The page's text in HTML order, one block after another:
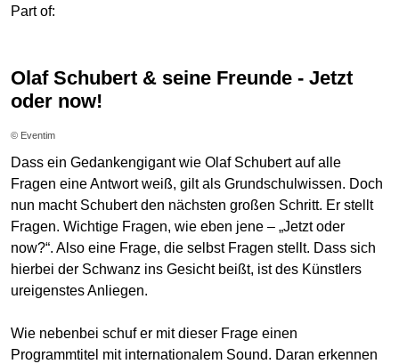
Part of:
Olaf Schubert & seine Freunde - Jetzt
oder now!
© Eventim
Dass ein Gedankengigant wie Olaf Schubert auf alle
Fragen eine Antwort weiß, gilt als Grundschulwissen. Doch
nun macht Schubert den nächsten großen Schritt. Er stellt
Fragen. Wichtige Fragen, wie eben jene – „Jetzt oder
now?“. Also eine Frage, die selbst Fragen stellt. Dass sich
hierbei der Schwanz ins Gesicht beißt, ist des Künstlers
ureigenstes Anliegen.
Wie nebenbei schuf er mit dieser Frage einen
Programmtitel mit internationalem Sound. Daran erkennen